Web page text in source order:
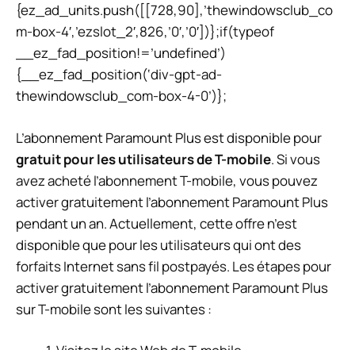
{ez_ad_units.push([[728,90],’thewindowsclub_co
m-box-4′,’ezslot_2′,826,’0′,’0′])};if(typeof
__ez_fad_position!=’undefined’)
{__ez_fad_position(‘div-gpt-ad-
thewindowsclub_com-box-4-0’)};
L’abonnement Paramount Plus est disponible pour
gratuit pour les utilisateurs de T-mobile. Si vous
avez acheté l’abonnement T-mobile, vous pouvez
activer gratuitement l’abonnement Paramount Plus
pendant un an. Actuellement, cette offre n’est
disponible que pour les utilisateurs qui ont des
forfaits Internet sans fil postpayés. Les étapes pour
activer gratuitement l’abonnement Paramount Plus
sur T-mobile sont les suivantes :